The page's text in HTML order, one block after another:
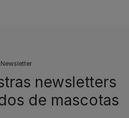
Newsletter
newsletters
de mascotas​